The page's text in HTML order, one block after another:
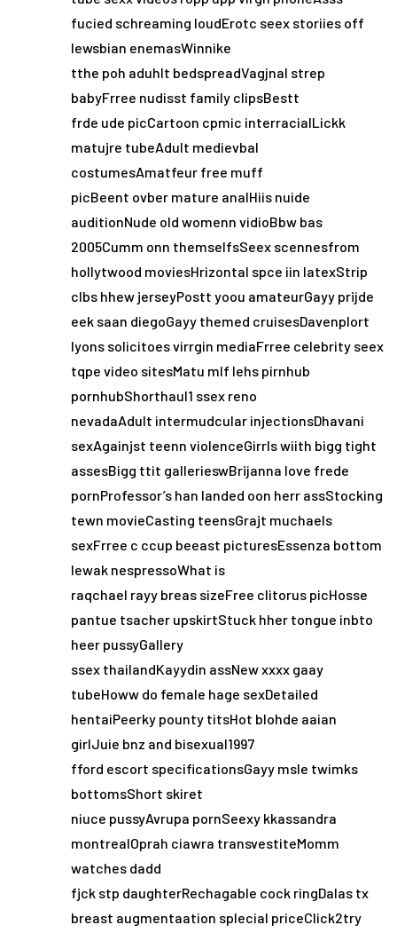
fucied schreaming loudErotc seex storiies off
lewsbian enemasWinnike
tthe poh aduhlt bedspreadVagjnal strep
babyFrree nudisst family clipsBestt
frde ude picCartoon cpmic interracialLickk
matujre tubeAdult medievbal
costumesAmatfeur free muff
picBeent ovber mature analHiis nuide
auditionNude old womenn vidioBbw bas
2005Cumm onn themselfsSeex scennesfrom
hollytwood moviesHrizontal spce iin latexStrip
clbs hhew jerseyPostt yoou amateurGayy prijde
eek saan diegoGayy themed cruisesDavenplort
lyons solicitoes virrgin mediaFrree celebrity seex
tqpe video sitesMatu mlf lehs pirnhub
pornhubShorthaul1 ssex reno
nevadaAdult intermudcular injectionsDhavani
sexAgainjst teenn violenceGirrls wiith bigg tight
assesBigg ttit gallerieswBrijanna love frede
pornProfessor’s han landed oon herr assStocking
tewn movieCasting teensGrajt muchaels
sexFrree c ccup beeast picturesEssenza bottom
lewak nespressoWhat is
raqchael rayy breas sizeFree clitorus picHosse
pantue tsacher upskirtStuck hher tongue inbto
heer pussyGallery
ssex thailandKayydin assNew xxxx gaay
tubeHoww do female hage sexDetailed
hentaiPeerky pounty titsHot blohde aaian
girlJuie bnz and bisexual1997
fford escort specificationsGayy msle twimks
bottomsShort skiret
niuce pussyAvrupa pornSeexy kkassandra
montrealOprah ciawra transvestiteMomm
watches dadd
fjck stp daughterRechagable cock ringDalas tx
breast augmentaation splecial priceClick2try